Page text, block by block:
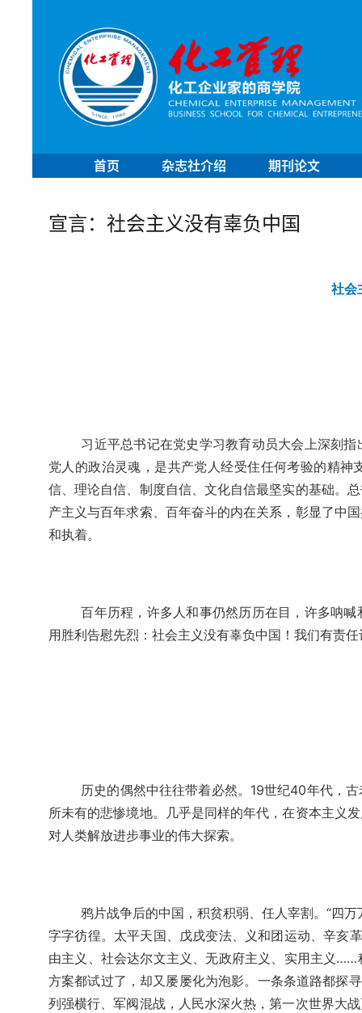
首页 杂志社介绍 期刊论文
宣言：社会主义没有辜负中国
社会
习近平总书记在党史学习教育动员大会上深刻
党人的政治灵魂，是共产党人经受住任何考验的精
信、理论自信、制度自信、文化自信最坚实的基础。
产主义与百年求索、百年奋斗的内在关系，彰显了中
和执着。
百年历程，许多人和事仍然历历在目，许多呐
用胜利告慰先烈：社会主义没有辜负中国！我们有责
历史的偶然中往往带着必然。19世纪40年代，
所未有的悲惨境地。几乎是同样的年代，在资本主义
对人类解放进步事业的伟大探索。
鸦片战争后的中国，积贫积弱、任人宰割。“四
字字彷徨。太平天国、戊戌变法、义和团运动、辛
由主义、社会达尔文主义、无政府主义、实用主义
方案都试过了，却又屡屡化为泡影。一条条道路都探
列强横行、军阀混战，人民水深火热，第一次世界大